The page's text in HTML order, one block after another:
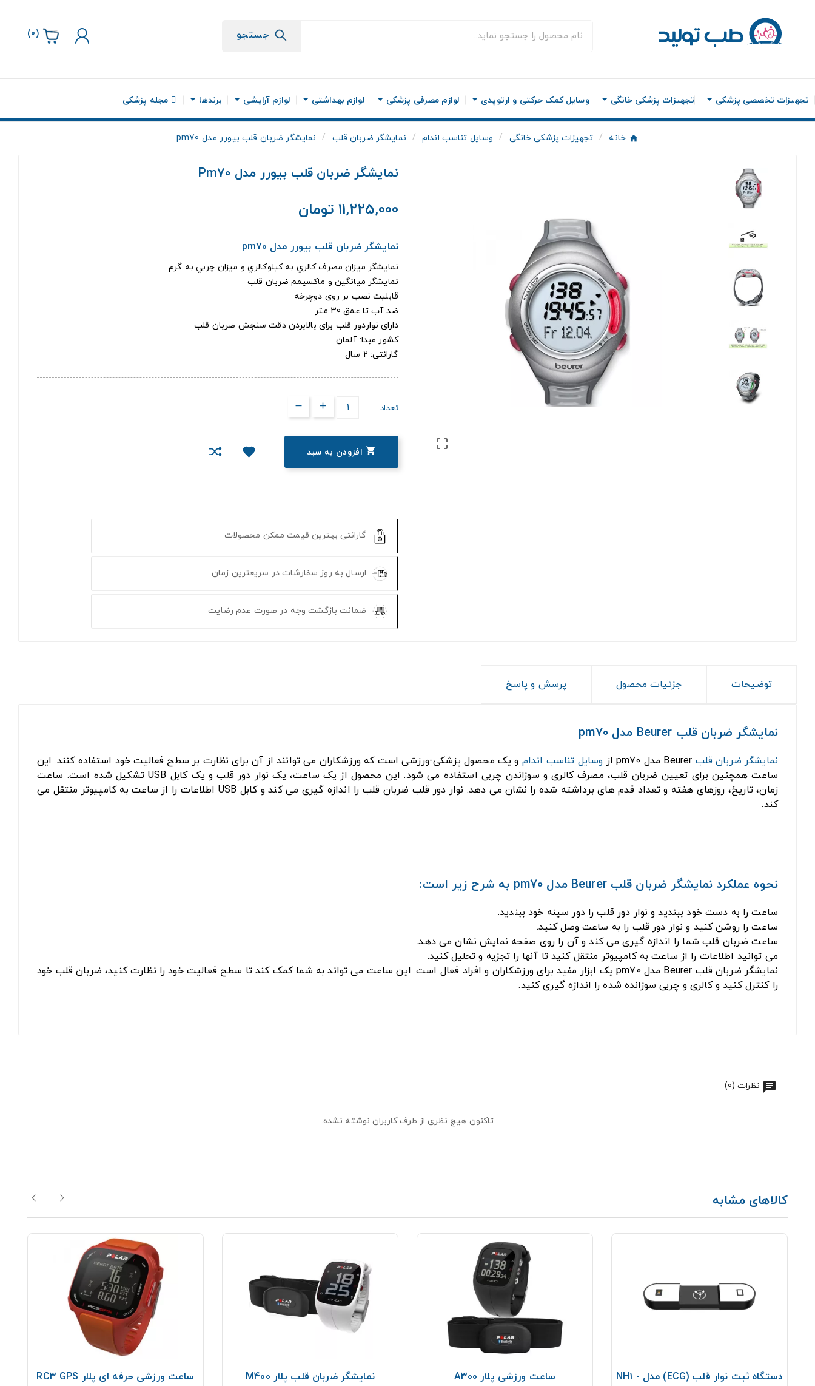
جستجو (
0
)
تجهیزات تخصصی پزشکی تجهیزات پزشکی خانگی وسایل کمک حرکتی و ارتوپدی لوازم مصرفی پزشکی لوازم بهداشتی لوازم آرایشی برندها مجله پزشکی
خانه تجهیزات پزشکی خانگی وسایل تناسب اندام نمایشگر ضربان قلب نمایشگر ضربان قلب بیورر مدل pm70

نمایشگر ضربان قلب بیورر مدل Pm70
11,225,000 تومان
نمایشگر ضربان قلب بیورر مدل pm70
نمايشگر ميزان مصرف کالري به کيلوکالري و ميزان چربي به گرم
نمايشگر ميانگين و ماکسيمم ضربان قلب
قابلیت نصب بر روی دوچرخه
ضد آب تا عمق 30 متر
دارای نواردور قلب برای بالابردن دقت سنجش ضربان قلب
کشور مبدا: آلمان
گارانتی: 2 سال
تعداد :
 افزودن به سبد
گارانتی بهترین قیمت ممکن محصولات
ارسال به روز سفارشات در سریعترین زمان
ضمانت بازگشت وجه در صورت عدم رضایت
توضیحات جزئیات محصول پرسش و پاسخ
نمایشگر ضربان قلب Beurer مدل pm70
نمایشگر ضربان قلب وسایل تناسب اندام و یک محصول پزشکی-ورزشی است که ورزشکاران می توانند از آن برای نظارت بر سطح فعالیت خود استفاده کنند. این
ساعت همچنین برای تعیین ضربان قلب، مصرف کالری و سوزاندن چربی استفاده می شود. این محصول از یک ساعت، یک نوار دور قلب و یک کابل USB تشکیل شده است. ساعت
زمان، تاریخ، روزهای هفته و تعداد قدم های برداشته شده را نشان می دهد. نوار دور قلب ضربان قلب را اندازه گیری می کند و کابل USB اطلاعات را از ساعت به کامپیوتر منتقل می
کند.
نحوه عملکرد نمایشگر ضربان قلب Beurer مدل pm70 به شرح زیر است:
ساعت را به دست خود ببندید و نوار دور قلب را دور سینه خود ببندید.
ساعت را روشن کنید و نوار دور قلب را به ساعت وصل کنید.
ساعت ضربان قلب شما را اندازه گیری می کند و آن را روی صفحه نمایش نشان می دهد.
می توانید اطلاعات را از ساعت به کامپیوتر منتقل کنید تا آنها را تجزیه و تحلیل کنید.
نمایشگر ضربان قلب Beurer مدل pm70 یک ابزار مفید برای ورزشکاران و افراد فعال است. این ساعت می تواند به شما کمک کند تا سطح فعالیت خود را نظارت کنید، ضربان قلب خود
را کنترل کنید و کالری و چربی سوزانده شده را اندازه گیری کنید.
نظرات (0)
تاکنون هیچ نظری از طرف کاربران نوشته نشده.
کالاهای مشابه
دستگاه ثبت نوار قلب (ECG) مدل NH1 -
ساعت ورزشی پلار A300 نمایشگر ضربان قلب پلار M400 ساعت ورزشی حرفه ای پلار RC3 GPS